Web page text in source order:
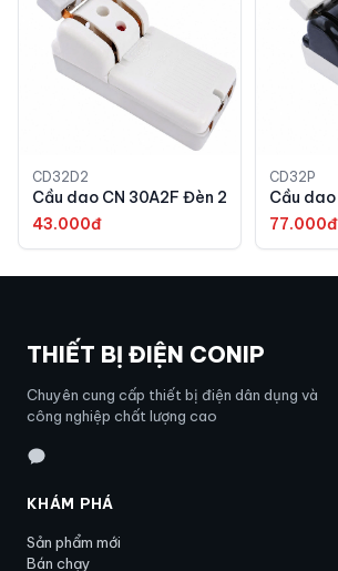
CD32D2
Cầu dao CN 30A2F Đèn 2
43.000đ
CD32P
77.000đ
THIẾT BỊ ĐIỆN CONIP
Chuyên cung cấp thiết bị điện dân dụng và
công nghiệp chất lượng cao
KHÁM PHÁ
Sản phẩm mới
Bán chạy